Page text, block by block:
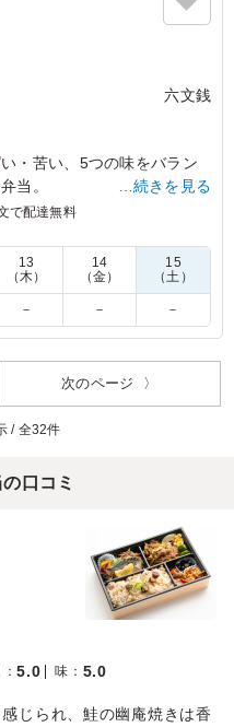
六文銭
・苦い、5つの味をバラン
当。
男女問わず大勢の集まりに
良かったので、飽きずに
ュームも多くおなか一杯
段であれば全然お得感が
習会
…続きを見る
で配達無料
13
（木）
14
（金）
15
（土）
－ － －
次のページ 〉
/ 全32件
口コミ
：5.0 味 ： 5.0
じられ、鮭の幽庵焼きは香